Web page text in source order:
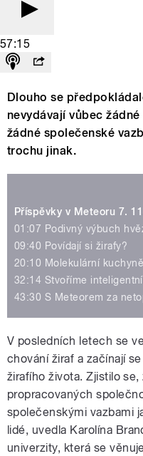
57:15
Dlouho se
nevydávají vůbec
žádné společenské
trochu jinak.
Příspěvky v Meteoru 7.
01:07 Podivný výbuch
09:40 Povídají si žirafy?
20:10 Molekulární
32:14 Stvoříme
43:30 S Meteorem za
V posledních letech se
chování žiraf a začínají
žirafího života. Zjistilo
propracovaných
společenskými vazbami
lidé, uvedla Karolína
univerzity, která se